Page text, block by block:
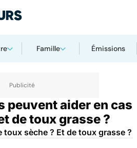
Famille Émissions
peuvent aider en cas
de toux grasse ?
toux sèche ? Et de toux grasse ?